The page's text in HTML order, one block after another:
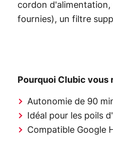
cordon d'alimentation,
fournies), un filtre
Pourquoi Clubic vous
Autonomie de 90
Idéal pour les poils
Compatible Google